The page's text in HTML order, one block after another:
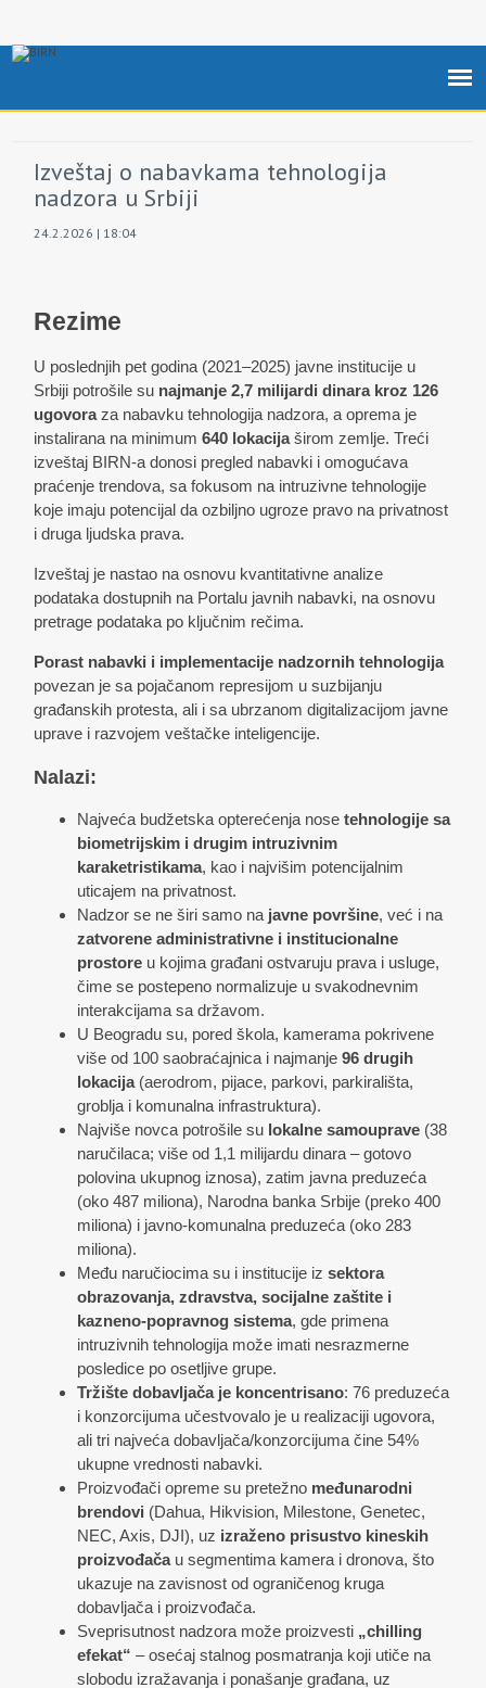
Izveštaj o nabavkama tehnologija
nadzora u Srbiji
24.2.2026 | 18:04
Rezime
U poslednjih pet godina (2021–2025) javne institucije u
Srbiji potrošile su najmanje 2,7 milijardi dinara kroz 126
ugovoraza nabavku tehnologija nadzora, a oprema je
instalirana na minimum640 lokacijaširom zemlje. Treći
izveštaj BIRN-a donosi pregled nabavki i omogućava
praćenje trendova, sa fokusom na intruzivne tehnologije
koje imaju potencijal da ozbiljno ugroze pravo na privatnost
i druga ljudska prava.
Izveštaj je nastao na osnovu kvantitativne analize
podataka dostupnih na Portalu javnih nabavki, na osnovu
pretrage podataka po ključnim rečima.
Porast nabavki i implementacije nadzornih tehnologija
povezan je sa pojačanom represijom u suzbijanju
građanskih protesta, ali i sa ubrzanom digitalizacijom javne
uprave i razvojem veštačke inteligencije.
Nalazi:
Najveća budžetska opterećenja nosetehnologije sa
biometrijskim i drugim intruzivnim
karaketristikama, kao i najvišim potencijalnim
uticajem na privatnost.
Nadzor se ne širi samo na javne površine, već i na
zatvorene administrativne i institucionalne
prostore u kojima građani ostvaruju prava i usluge,
čime se postepeno normalizuje u svakodnevnim
interakcijama sa državom.
U Beogradu su, pored škola, kamerama pokrivene
više od 100 saobraćajnica i najmanje96 drugih
lokacija(aerodrom, pijace, parkovi, parkirališta,
groblja i komunalna infrastruktura).
Najviše novca potrošile su lokalne samouprave (38
naručilaca; više od 1,1 milijardu dinara – gotovo
polovina ukupnog iznosa), zatim javna preduzeća
(oko 487 miliona), Narodna banka Srbije (preko 400
miliona) i javno-komunalna preduzeća (oko 283
miliona).
Među naručiocima su i institucije izsektora
obrazovanja, zdravstva, socijalne zaštite i
kazneno-popravnog sistema, gde primena
intruzivnih tehnologija može imati nesrazmerne
posledice po osetljive grupe.
Tržište dobavljača je koncentrisano: 76 preduzeća
i konzorcijuma učestvovalo je u realizaciji ugovora,
ali tri najveća dobavljača/konzorcijuma čine 54%
ukupne vrednosti nabavki.
Proizvođači opreme su pretežno međunarodni
brendovi (Dahua, Hikvision, Milestone, Genetec,
NEC, Axis, DJI), uz izraženo prisustvo kineskih
proizvođačau segmentima kamera i dronova, što
ukazuje na zavisnost od ograničenog kruga
dobavljača i proizvođača.
Sveprisutnost nadzora može proizvesti „chilling
efekat“ – osećaj stalnog posmatranja koji utiče na
slobodu izražavanja i ponašanje građana, uz